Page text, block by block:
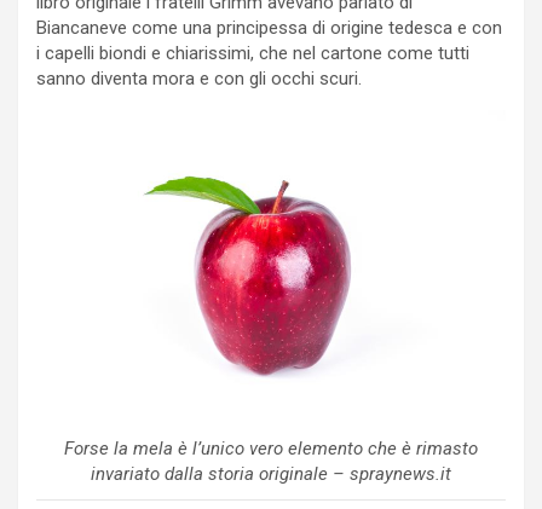
Biancaneve come una principessa di origine tedesca e con
i capelli biondi e chiarissimi, che nel cartone come tutti
sanno diventa mora e con gli occhi scuri.
Forse la mela è l’unico vero elemento che è rimasto
invariato dalla storia originale – spraynews.it